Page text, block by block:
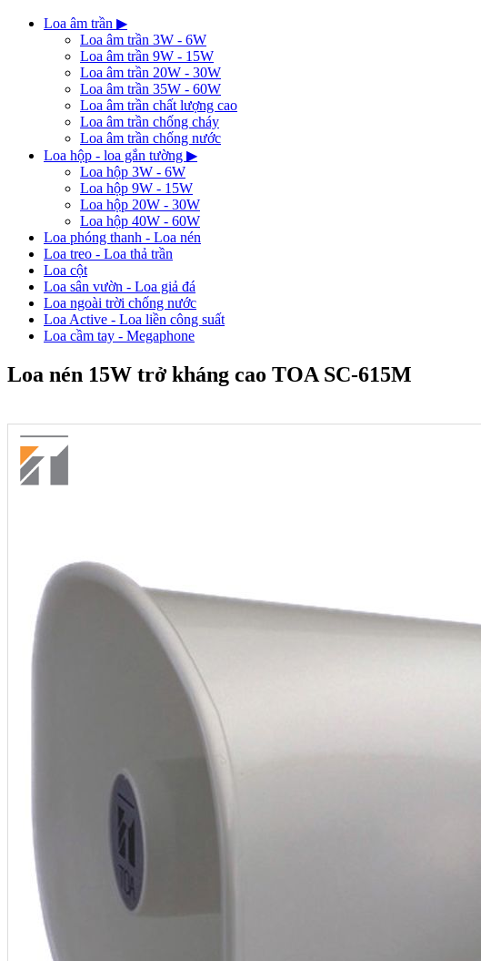
Loa âm trần ▶
Loa âm trần 3W - 6W
Loa âm trần 9W - 15W
Loa âm trần 20W - 30W
Loa âm trần 35W - 60W
Loa âm trần chất lượng cao
Loa âm trần chống cháy
Loa âm trần chống nước
Loa hộp - loa gắn tường ▶
Loa hộp 3W - 6W
Loa hộp 9W - 15W
Loa hộp 20W - 30W
Loa hộp 40W - 60W
Loa phóng thanh - Loa nén
Loa treo - Loa thả trần
Loa cột
Loa sân vườn - Loa giả đá
Loa ngoài trời chống nước
Loa Active - Loa liền công suất
Loa cầm tay - Megaphone
Loa nén 15W trở kháng cao TOA SC-615M